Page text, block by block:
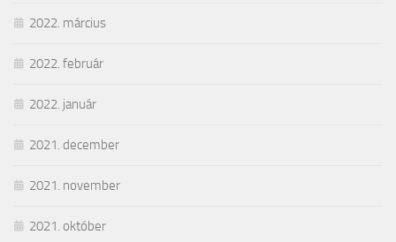
2022. március
2022. február
2022. január
2021. december
2021. november
2021. október